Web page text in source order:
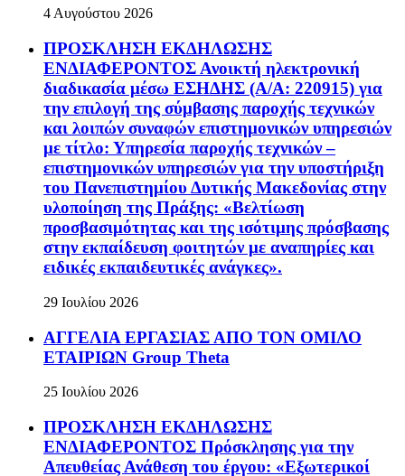
4 Αυγούστου 2026
ΠΡΟΣΚΛΗΣΗ ΕΚΔΗΛΩΣΗΣ
ΕΝΔΙΑΦΕΡΟΝΤΟΣ Ανοικτή ηλεκτρονική
διαδικασία μέσω ΕΣΗΔΗΣ (Α/Α: 220915) για
την επιλογή της σύμβασης παροχής τεχνικών
και λοιπών συναφών επιστημονικών υπηρεσιών
με τίτλο: Υπηρεσία παροχής τεχνικών –
επιστημονικών υπηρεσιών για την υποστήριξη
του Πανεπιστημίου Δυτικής Μακεδονίας στην
υλοποίηση της Πράξης: «Βελτίωση
προσβασιμότητας και της ισότιμης πρόσβασης
στην εκπαίδευση φοιτητών με αναπηρίες και
ειδικές εκπαιδευτικές ανάγκες».
29 Ιουλίου 2026
ΑΓΓΕΛΙΑ ΕΡΓΑΣΙΑΣ ΑΠΟ ΤΟΝ ΟΜΙΛΟ
ΕΤΑΙΡΙΩΝ Group Theta
25 Ιουλίου 2026
ΠΡΟΣΚΛΗΣΗ ΕΚΔΗΛΩΣΗΣ
ΕΝΔΙΑΦΕΡΟΝΤΟΣ Πρόσκλησης για την
Απευθείας Ανάθεση του έργου: «Εξωτερικοί